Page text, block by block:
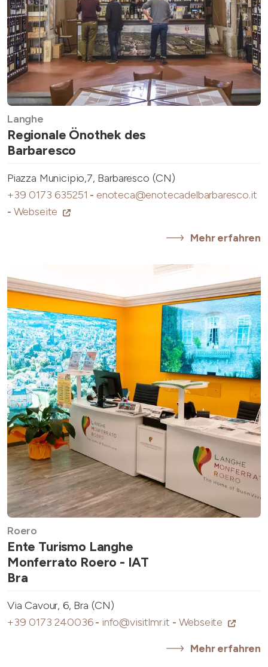
Langhe
Regionale Önothek des
Barbaresco
Piazza Municipio,7, Barbaresco (CN)
+39 0173 635251 - enoteca@enotecadelbarbaresco.it
- Webseite
Mehr erfahren
Roero
Ente Turismo Langhe
Monferrato Roero - IAT
Bra
Via Cavour, 6, Bra (CN)
+39 0173 240036- info@visitlmr.it - Webseite
Mehr erfahren